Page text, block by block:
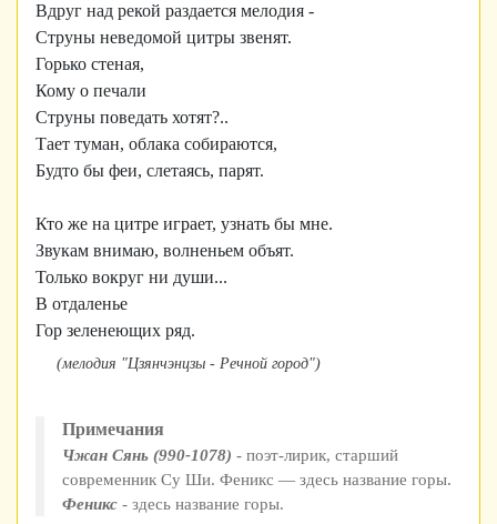
Вдруг над рекой раздается мелодия -
Струны неведомой цитры звенят.
Горько стеная,
Кому о печали
Струны поведать хотят?..
Тает туман, облака собираются,
Будто бы феи, слетаясь, парят.
Кто же на цитре играет, узнать бы мне.
Звукам внимаю, волненьем объят.
Только вокруг ни души...
В отдаленье
Гор зеленеющих ряд.
(мелодия "Цзянчэнцзы - Речной город")
Примечания
Чжан Сянь (990-1078) - поэт-лирик, старший
современник Су Ши. Феникс — здесь название горы.
Феникс - здесь название горы.